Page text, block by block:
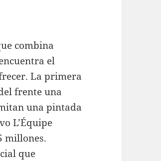
combina
el
La primera
frente una
una pintada
L’Équipe
millones.
que